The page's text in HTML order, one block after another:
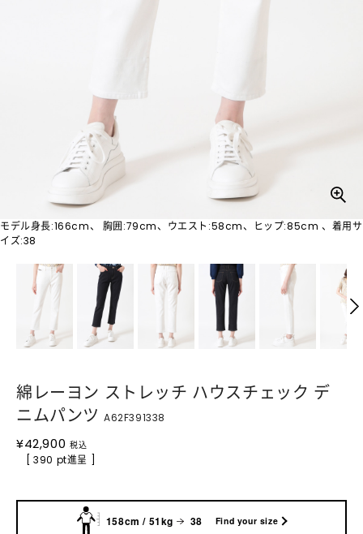
モデル身長:166cm、 胸囲:79cm、ウエスト:58cm、ヒップ:85cm 、着用サ
イズ:38
綿レーヨン ストレッチ ハウスチェック デ
ニムパンツ A62F391338
¥42,900 税込
[ 390 pt進呈 ]
158cm / 51kg 38 Find your size